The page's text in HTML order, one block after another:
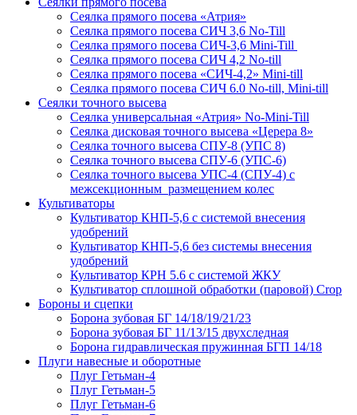
Сеялка прямого посева «Атрия»
Сеялка прямого посева СИЧ 3,6 No-Till
Сеялка прямого посева СИЧ-3,6 Mini-Till
Сеялка прямого посева СИЧ 4,2 No-till
Сеялка прямого посева «СИЧ-4,2» Mini-till
Сеялка прямого посева СИЧ 6.0 No-till, Mini-till
Сеялки точного высева
Сеялка универсальная «Атрия» No-Mini-Till
Сеялка дисковая точного высева «Церера 8»
Сеялка точного высева СПУ-8 (УПС 8)
Сеялка точного высева СПУ-6 (УПС-6)
Сеялка точного высева УПС-4 (СПУ-4) с
межсекционным размещением колес
Культиваторы
Культиватор КНП-5,6 с системой внесения
удобрений
Культиватор КНП-5,6 без системы внесения
удобрений
Культиватор КРН 5.6 с системой ЖКУ
Культиватор сплошной обработки (паровой) Crop
Бороны и сцепки
Борона зубовая БГ 14/18/19/21/23
Борона зубовая БГ 11/13/15 двухследная
Борона гидравлическая пружинная БГП 14/18
Плуги навесные и оборотные
Плуг Гетьман-4
Плуг Гетьман-5
Плуг Гетьман-6